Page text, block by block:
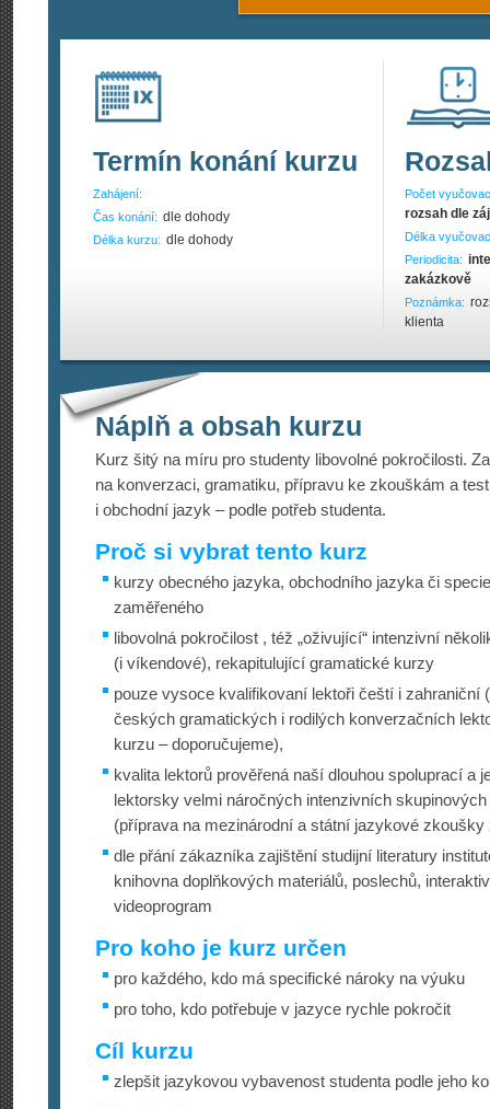
Termín konání kurzu
Zahájení:
Čas konání: dle dohody
Délka kurzu: dle dohody
Počet
rozsah dle
Délka
Periodicita:
zakázkově
Poznámka:
klienta
Náplň a obsah kurzu
Kurz šitý na míru pro studenty libovolné pokročilosti.
na konverzaci, gramatiku, přípravu ke zkouškám a
i obchodní jazyk – podle potřeb studenta.
Proč si vybrat tento kurz
kurzy obecného jazyka, obchodního jazyka či
zaměřeného
libovolná pokročilost , též „oživující“ intenzivní
(i víkendové), rekapitulující gramatické kurzy
pouze vysoce kvalifikovaní lektoři čeští i zahraniční
českých gramatických i rodilých konverzačních
kurzu – doporučujeme),
kvalita lektorů prověřená naší dlouhou spoluprací a
lektorsky velmi náročných intenzivních
(příprava na mezinárodní a státní jazykové
dle přání zákazníka zajištění studijní literatury
knihovna doplňkových materiálů, poslechů,
videoprogram
Pro koho je kurz určen
pro každého, kdo má specifické nároky na výuku
pro toho, kdo potřebuje v jazyce rychle pokročit
Cíl kurzu
zlepšit jazykovou vybavenost studenta podle jeho